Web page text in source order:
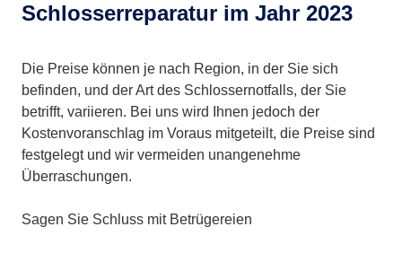
Schlosserreparatur im Jahr 2023
Die Preise können je nach Region, in der Sie sich
befinden, und der Art des Schlossernotfalls, der Sie
betrifft, variieren. Bei uns wird Ihnen jedoch der
Kostenvoranschlag im Voraus mitgeteilt, die Preise sind
festgelegt und wir vermeiden unangenehme
Überraschungen.
Sagen Sie Schluss mit Betrügereien